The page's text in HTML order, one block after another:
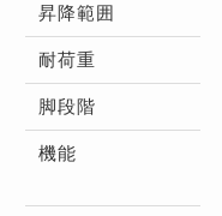
昇降範囲
耐荷重
脚段階
機能